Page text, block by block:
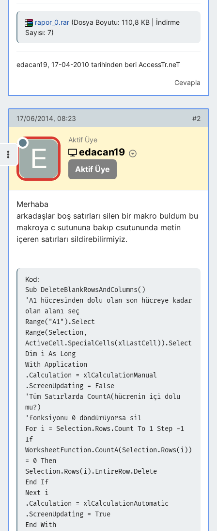
rapor_0.rar(Dosya Boyutu: 110,8 KB | İndirme
Sayısı: 7)
edacan19, 17-04-2010 tarihinden beri AccessTr.neT
Cevapla
17/06/2014, 08:23 #2
Aktif Üye
edacan19
Aktif Üye
Merhaba
arkadaşlar boş satırları silen bir makro buldum bu
makroya c sutununa bakıp csutununda metin
içeren satırları sildirebilirmiyiz.
Kod:
Sub DeleteBlankRowsAndColumns()
'A1 hücresinden dolu olan son hücreye kadar
olan alanı seç
Range("A1").Select
Range(Selection,
ActiveCell.SpecialCells(xlLastCell)).Select
Dim i As Long
With Application
.Calculation = xlCalculationManual
.ScreenUpdating = False
'Tüm Satırlarda CountA(hücrenin içi dolu
mu?)
'fonksiyonu 0 döndürüyorsa sil
For i = Selection.Rows.Count To 1 Step -1
If
WorksheetFunction.CountA(Selection.Rows(i))
= 0 Then
Selection.Rows(i).EntireRow.Delete
End If
Next i
.Calculation = xlCalculationAutomatic
.ScreenUpdating = True
End With